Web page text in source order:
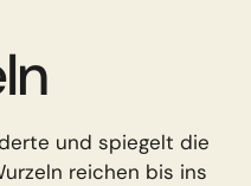
und spiegelt die
reichen bis ins